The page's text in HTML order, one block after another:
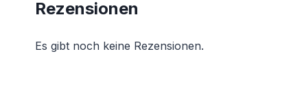
Rezensionen
Es gibt noch keine Rezensionen.